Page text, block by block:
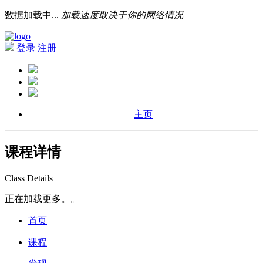
数据加载中... 加载速度取决于你的网络情况
登录 注册
主页
课程详情
Class Details
正在加载更多。。
首页
课程